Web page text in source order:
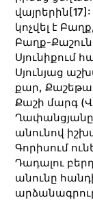
վայրերին[17]
կոչվել է
Բաղք-
Սյունիքում
Սյունյաց
քար,
Քաշի մարգ
Ղափանցյանը
անունով
Գորիսում
Դադալու
անունը